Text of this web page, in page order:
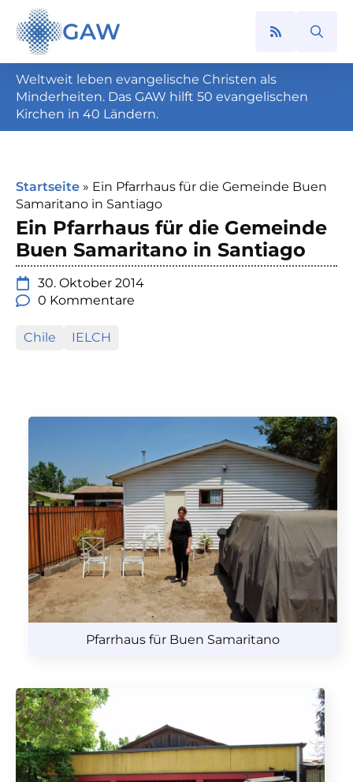
GAW
Search
Weltweit leben evangelische Christen als
Minderheiten. Das GAW hilft 50 evangelischen
Kirchen in 40 Ländern.
Startseite » Ein Pfarrhaus für die Gemeinde Buen
Samaritano in Santiago
Ein Pfarrhaus für die Gemeinde
Buen Samaritano in Santiago
30. Oktober 2014
0 Kommentare
Chile IELCH
Pfarrhaus für Buen Samaritano